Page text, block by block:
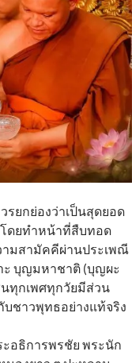
รยกย่องว่าเป็นสุดยอด
ดยทำหน้าที่สืบทอด
มสามัคคีผ่านประเพณี
ะ บุญมหาชาติ (บุญผะ
ทุกเพศทุกวัยมีส่วน
บชาวพุทธอย่างแท้จริง
อธิการพรชัย พระนัก